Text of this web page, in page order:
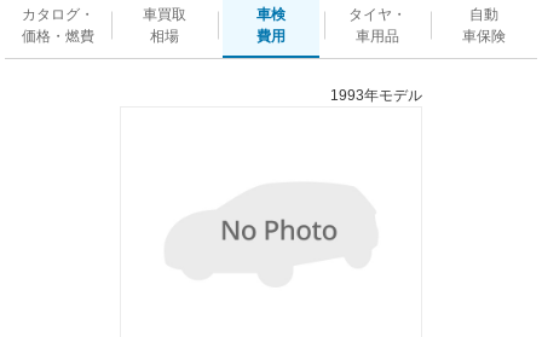
カタログ・
価格・燃費
車買取
相場
車検
費用
タイヤ・
車用品
自動
車保険
1993年モデル